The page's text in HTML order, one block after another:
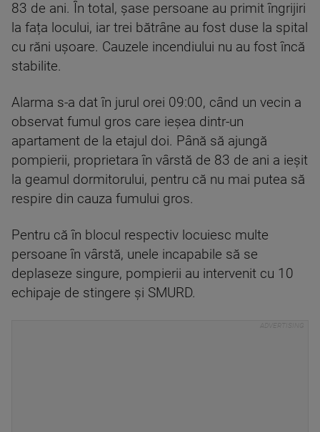
83 de ani. În total, șase persoane au primit îngrijiri
la fața locului, iar trei bătrâne au fost duse la spital
cu răni ușoare. Cauzele incendiului nu au fost încă
stabilite.
Alarma s-a dat în jurul orei 09:00, când un vecin a
observat fumul gros care ieșea dintr-un
apartament de la etajul doi. Până să ajungă
pompierii, proprietara în vârstă de 83 de ani a ieșit
la geamul dormitorului, pentru că nu mai putea să
respire din cauza fumului gros.
Pentru că în blocul respectiv locuiesc multe
persoane în vârstă, unele incapabile să se
deplaseze singure, pompierii au intervenit cu 10
echipaje de stingere și SMURD.